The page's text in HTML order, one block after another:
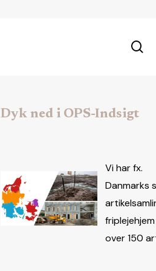
Dyk ned i OPS-Indsigt
Vi har fx.
Danmarks
over 150